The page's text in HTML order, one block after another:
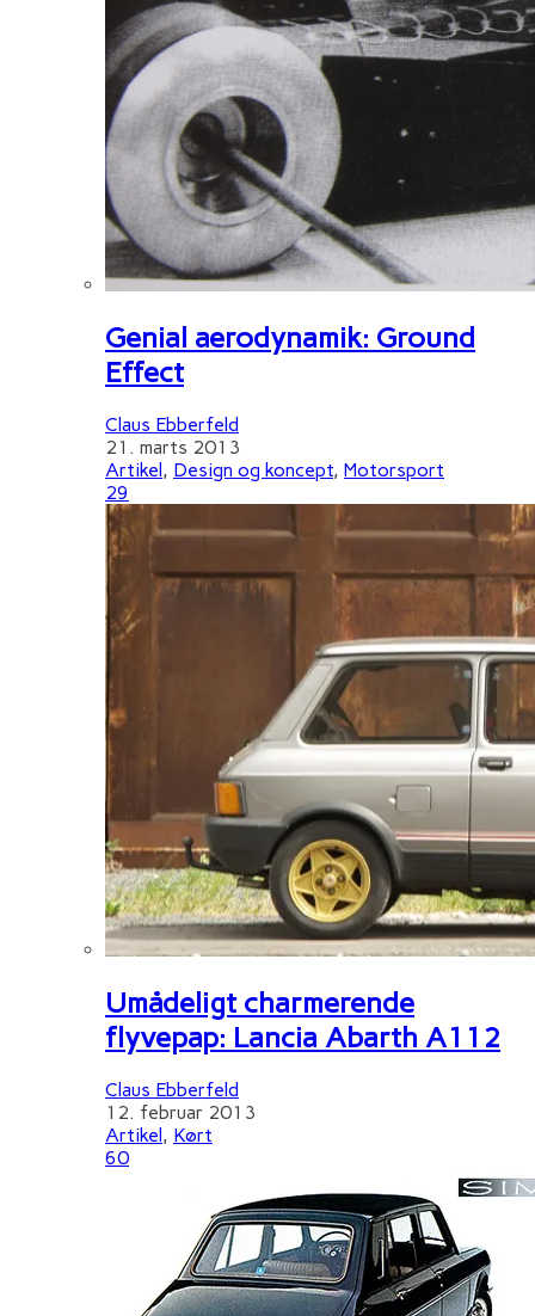
Genial aerodynamik: Ground
Effect
Claus Ebberfeld
21. marts 2013
Artikel, Design og koncept, Motorsport
29
Umådeligt charmerende
flyvepap: Lancia Abarth A112
Claus Ebberfeld
12. februar 2013
Artikel, Kørt
60